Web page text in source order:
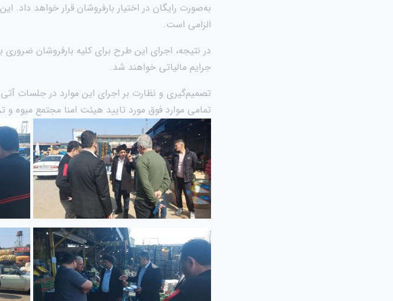
به‌صورت رایگان در اختیار بارفروشان قرار خواهد داد.
الزامی است.
در نتیجه، اجرای این طرح برای کلیه بارفروشان ضروری
جرایم مالیاتی خواهند شد.
تصمیم‌گیری و نظارت بر اجرای این موارد در جلسات
تمامی موارد فوق مورد تایید هیئت امنا مجتمع میوه و